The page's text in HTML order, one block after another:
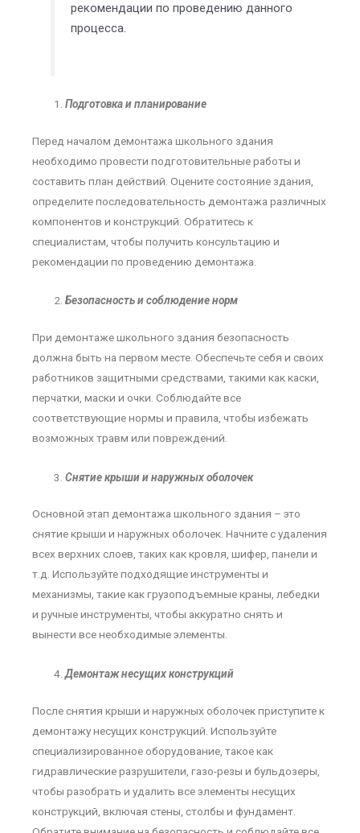
рекомендации по проведению данного
процесса.
Подготовка и планирование
Перед началом демонтажа школьного здания
необходимо провести подготовительные работы и
составить план действий. Оцените состояние здания,
определите последовательность демонтажа различных
компонентов и конструкций. Обратитесь к
специалистам, чтобы получить консультацию и
рекомендации по проведению демонтажа.
Безопасность и соблюдение норм
При демонтаже школьного здания безопасность
должна быть на первом месте. Обеспечьте себя и своих
работников защитными средствами, такими как каски,
перчатки, маски и очки. Соблюдайте все
соответствующие нормы и правила, чтобы избежать
возможных травм или повреждений.
Снятие крыши и наружных оболочек
Основной этап демонтажа школьного здания – это
снятие крыши и наружных оболочек. Начните с удаления
всех верхних слоев, таких как кровля, шифер, панели и
т.д. Используйте подходящие инструменты и
механизмы, такие как грузоподъемные краны, лебедки
и ручные инструменты, чтобы аккуратно снять и
вынести все необходимые элементы.
Демонтаж несущих конструкций
После снятия крыши и наружных оболочек приступите к
демонтажу несущих конструкций. Используйте
специализированное оборудование, такое как
гидравлические разрушители, газо-резы и бульдозеры,
чтобы разобрать и удалить все элементы несущих
конструкций, включая стены, столбы и фундамент.